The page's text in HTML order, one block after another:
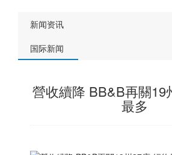
新闻资讯
国际新闻
營收續降 BB&B再關19
最多